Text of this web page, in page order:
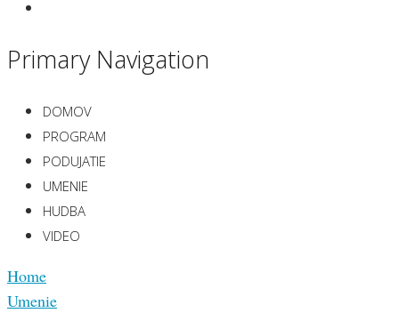
Primary Navigation
DOMOV
PROGRAM
PODUJATIE
UMENIE
HUDBA
VIDEO
Home
Umenie